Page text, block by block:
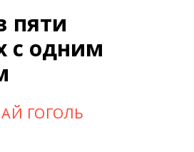
пяти
с одним
ГОГОЛЬ